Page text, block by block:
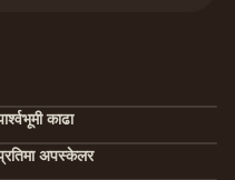
काढा
अपस्केलर